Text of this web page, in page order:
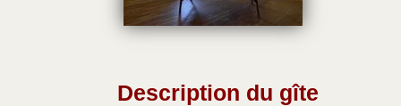
Description du gîte